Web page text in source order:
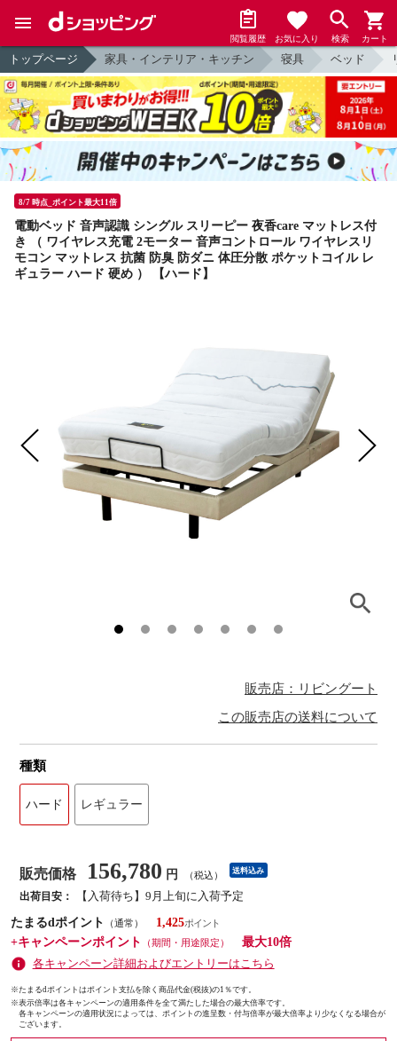
閲覧履歴 お気に入り 検索 カート
トップページ 家具・インテリア・キッチン 寝具 ベッド
8/7 時点_ポイント最大11倍
電動ベッド 音声認識 シングル スリーピー 夜香care マットレス付
き （ ワイヤレス充電 2モーター 音声コントロール ワイヤレスリ
モコン マットレス 抗菌 防臭 防ダニ 体圧分散 ポケットコイル レ
ギュラー ハード 硬め ） 【ハード】
販売店：リビングート
この販売店の送料について
種類
ハード レギュラー
販売価格 156,780 円 （税込） 送料込み
出荷目安：
【入荷待ち】9月上旬に入荷予定
たまるdポイント
（通常）
1,425
+キャンペーンポイント
（期間・用途限定）
最大10倍
各キャンペーン詳細およびエントリーはこちら
※たまるdポイントはポイント支払を除く商品代金(税抜)の1％です。
※表示倍率は各キャンペーンの適用条件を全て満たした場合の最大倍率です。
各キャンペーンの適用状況によっては、ポイントの進呈数・付与倍率が最大倍率より少なくなる場合が
ございます。